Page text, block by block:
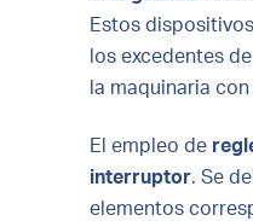
Estos
los excedentes
la maquinaria
El empleo de
interruptor. Se
elementos